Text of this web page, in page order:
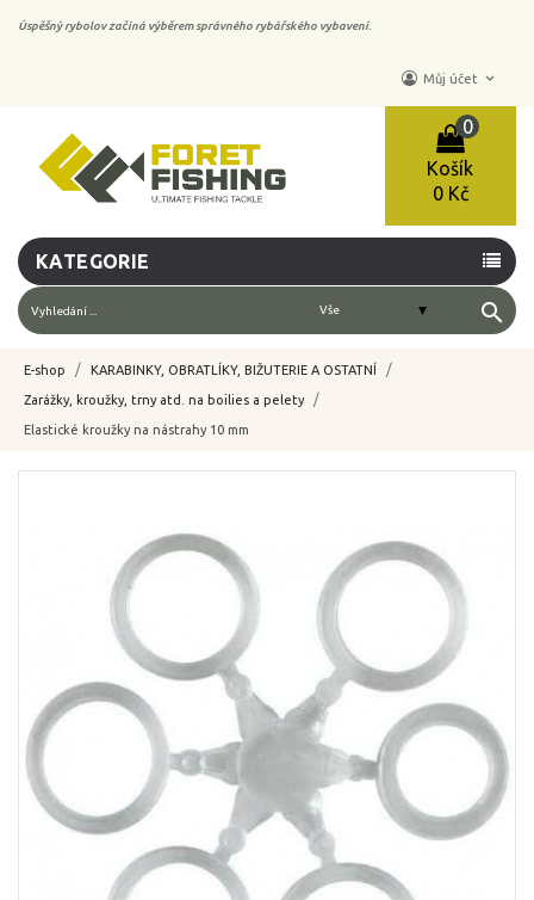
Úspěšný rybolov začíná výběrem správného rybářského vybavení.
Můj účet keyboard_arrow_down
Košík
0
0 Kč
KATEGORIE
search
E-shop KARABINKY, OBRATLÍKY, BIŽUTERIE A OSTATNÍ
Zarážky, kroužky, trny atd. na boilies a pelety
Elastické kroužky na nástrahy 10 mm